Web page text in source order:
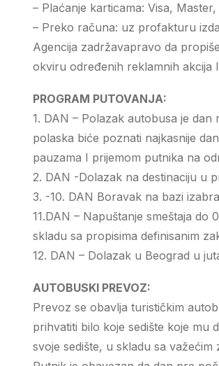
– Plaćanje karticama: Visa,
– Preko računa: uz profakturu
Agencija zadržavapravo da
okviru određenih reklamnih akcija
PROGRAM PUTOVANJA:
1. DAN – Polazak autobusa je
polaska biće poznati najkasnije
pauzama I prijemom putnika na
2. DAN -Dolazak na destinaciju u
3. -10. DAN Boravak na bazi
11.DAN – Napuštanje smeštaja
skladu sa propisima definisanim
12. DAN – Dolazak u Beograd u
AUTOBUSKI PREVOZ:
Prevoz se obavlja turističkim
prihvatiti bilo koje sedište koje mu
svoje sedište, u skladu sa važećim